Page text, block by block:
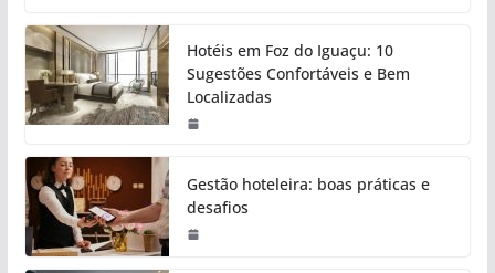
Hotéis em Foz do Iguaçu: 10
Sugestões Confortáveis e Bem
Localizadas
Gestão hoteleira: boas práticas e
desafios